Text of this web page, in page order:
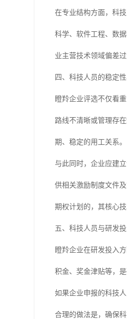
在专业结构方面，科
科学、软件工程、数
业主营技术领域偏差
四、科技人员的稳定
瞪羚企业评选不仅看
路线不清晰或管理存
期、稳定的用工关系。
与此同时，企业应建
供相关激励制度文件
期权计划的，其核心
五、科技人员与研发
瞪羚企业在研发投入
积金、奖金津贴等，
如果企业申报的科技
合理的做法是，确保